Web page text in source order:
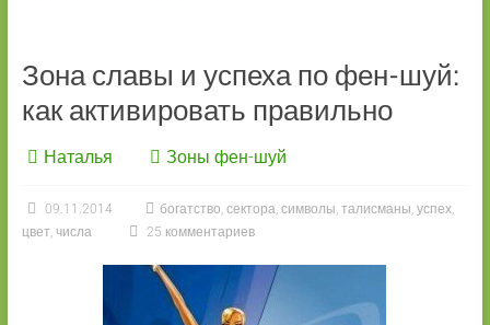
Зона славы и успеха по фен-шуй:
как активировать правильно
Наталья Зоны фен-шуй
09.11.2014 богатство, сектора, символы, талисманы, успех,
цвет, числа 25 комментариев